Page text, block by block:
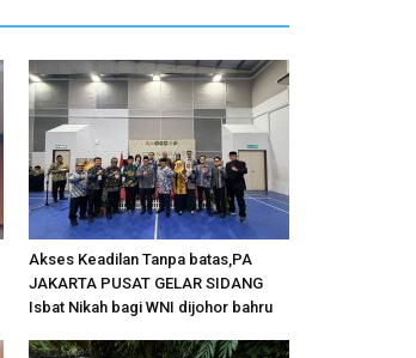
Akses Keadilan Tanpa batas,PA
JAKARTA PUSAT GELAR SIDANG
Isbat Nikah bagi WNI dijohor bahru